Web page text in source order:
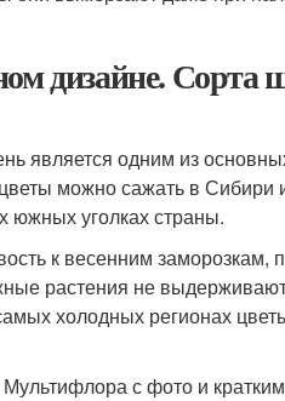
дизайне. Сорта
является одним из
можно сажать в Сибири
южных уголках страны.
к весенним заморозкам,
растения не
холодных регионах
с фото и